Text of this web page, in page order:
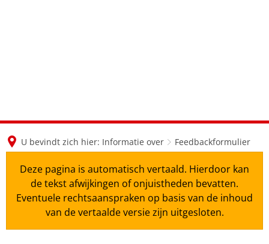
U bevindt zich hier: Informatie over Feedbackformulier
Deze pagina is automatisch vertaald. Hierdoor kan
de tekst afwijkingen of onjuistheden bevatten.
Eventuele rechtsaanspraken op basis van de inhoud
van de vertaalde versie zijn uitgesloten.